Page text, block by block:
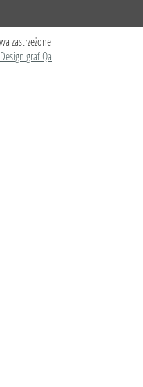
zastrzeżone
Design grafiQa